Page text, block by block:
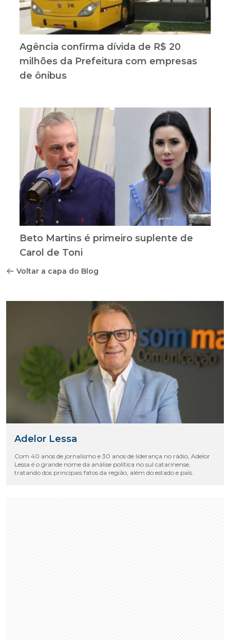
Agência confirma dívida de R$ 20
milhões da Prefeitura com empresas
de ônibus
Beto Martins é primeiro suplente de
Carol de Toni
Voltar a capa do Blog
Adelor Lessa
Com 40 anos de jornalismo e 30 anos de liderança no rádio, Adelor
Lessa é o grande nome da análise política no sul catarinense,
tratando dos principais fatos da região, além do estado e país.